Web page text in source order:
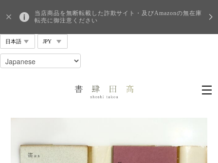
当店商品を無断転載した詐欺サイト・及びAmazonの無在庫
転売に御注意ください